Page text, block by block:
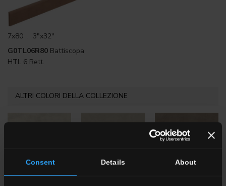
Consent Details About
7x80 . 3"x32"
G0TL06R80 Battiscopa
HTL 6 Rett.
ALTRI COLORI DELLA COLLEZIONE